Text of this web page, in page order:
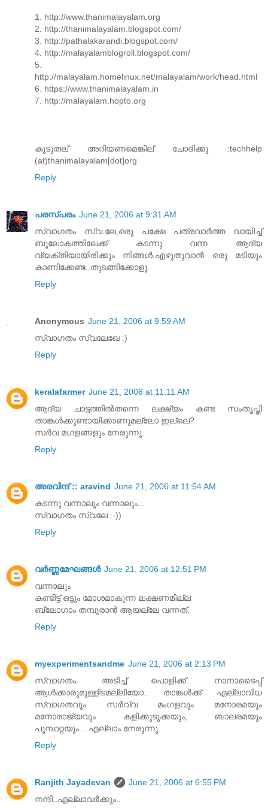
1. http://www.thanimalayalam.org
2. http://thanimalayalam.blogspot.com/
3. http://pathalakarandi.blogspot.com/
4. http://malayalamblogroll.blogspot.com/
5.
http://malayalam.homelinux.net/malayalam/work/head.html
6. https://www.thanimalayalam.in
7. http://malayalam.hopto.org
കൂടുതല് അറിയണമെങ്കില് ചോദിക്കൂ :techhelp
(at)thanimalayalam[dot]org
Reply
പരസ്പരം June 21, 2006 at 9:31 AM
സ്വാഗതം സ്വ.ലേ,ഒരു പക്ഷേ പത്രവാര്‍ത്ത വായിച്ച്
ബൂലോകത്തിലേക്ക് കടന്നു വന്ന ആദ്യ
വ്യക്തിയായിരിക്കും നിങ്ങള്‍.എഴുതുവാന്‍ ഒരു മടിയും
കാണിക്കേണ്ട..തുടങ്ങിക്കോളൂ.
Reply
Anonymous June 21, 2006 at 9:59 AM
സ്വാഗതം സ്വലേഖേ :)
Reply
keralafarmer June 21, 2006 at 11:11 AM
ആദ്യ ചാട്ടത്തിൽതന്നെ ലക്ഷ്യം കണ്ട സംതൃപ്തി
താങ്കൾക്കുണ്ടായിക്കാണുമല്ലോ ഇല്ലെ?
സർവ മഗളങ്ങളും നേരുന്നു.
Reply
അരവിന്ദ് :: aravind June 21, 2006 at 11:54 AM
കടന്നു വന്നാലും വന്നാലും...
സ്വാഗതം സ്വലേ :-))
Reply
വര്‍ണ്ണമേഘങ്ങള്‍ June 21, 2006 at 12:51 PM
വന്നാലും
കണ്ടിട്ട്‌ ഒട്ടും മോശമാകുന്ന ലക്ഷണമില്ല
ബ്ലോഗാം തമ്പുരാന്‍ ആയല്ലേ വന്നത്‌.
Reply
myexperimentsandme June 21, 2006 at 2:13 PM
സ്വാഗതം. അടിച്ച് പൊളിക്ക്.. നാനാടൈപ്പ്
ആള്‍ക്കാരുമുള്ളിടമല്ലിയോ.. താങ്കള്‍ക്ക് എല്ലാവിധ
സ്വാഗതവും സര്‍വ്വ മംഗളവും മനോരമയും
മനോരാജ്യവും കളിക്കുടുക്കയും, ബാലരമയും
പൂമ്പാറ്റയും... എല്ലാം നേരുന്നു.
Reply
Ranjith Jayadevan
June 21, 2006 at 6:55 PM
നന്ദി..എല്ലാവര്‍ക്കും..